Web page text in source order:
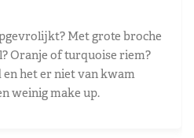
Met grote broche
Oranje of turquoise riem?
en het er niet van kwam
weinig make up.